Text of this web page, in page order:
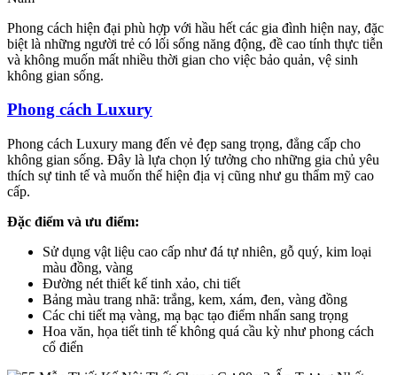
Phong cách hiện đại phù hợp với hầu hết các gia đình hiện nay, đặc
biệt là những người trẻ có lối sống năng động, đề cao tính thực tiễn
và không muốn mất nhiều thời gian cho việc bảo quản, vệ sinh
không gian sống.
Phong cách Luxury
Phong cách Luxury mang đến vẻ đẹp sang trọng, đẳng cấp cho
không gian sống. Đây là lựa chọn lý tưởng cho những gia chủ yêu
thích sự tinh tế và muốn thể hiện địa vị cũng như gu thẩm mỹ cao
cấp.
Đặc điểm và ưu điểm:
Sử dụng vật liệu cao cấp như đá tự nhiên, gỗ quý, kim loại
màu đồng, vàng
Đường nét thiết kế tinh xảo, chi tiết
Bảng màu trang nhã: trắng, kem, xám, đen, vàng đồng
Các chi tiết mạ vàng, mạ bạc tạo điểm nhấn sang trọng
Hoa văn, họa tiết tinh tế không quá cầu kỳ như phong cách
cổ điển